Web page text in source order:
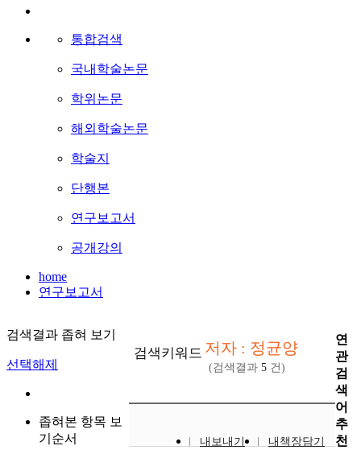
통합검색
국내학술논문
학위논문
해외학술논문
학술지
단행본
연구보고서
공개강의
home
연구보고서
검색결과 좁혀 보기
선택해제
좁혀본 항목 보
기순서
검색키워드 저자 : 정균양
(검색결과 5 건)
내보내기
내책장담기
연
관
검
색
어
추
천